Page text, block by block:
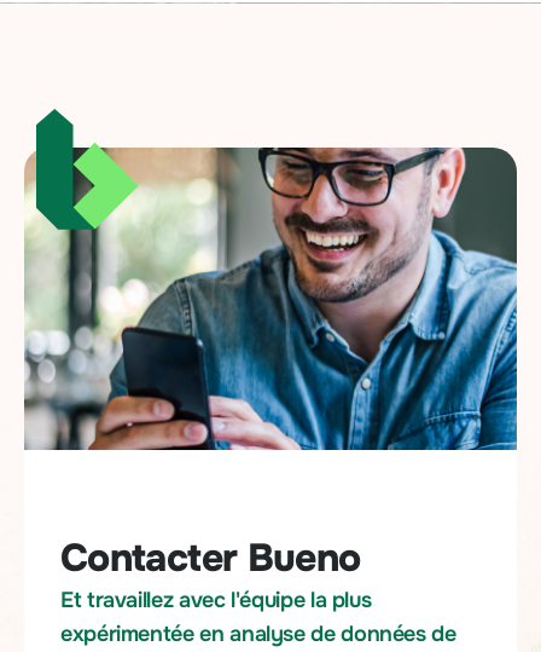
Contacter Bueno
Et travaillez avec l'équipe la plus
expérimentée en analyse de données de